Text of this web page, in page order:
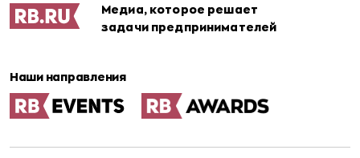
Медиа, которое решает
задачи предпринимателей
Наши направления